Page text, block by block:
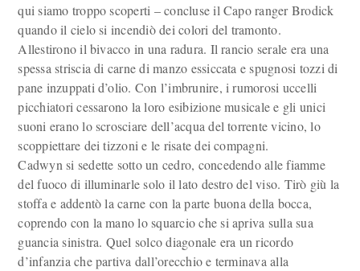
qui siamo troppo scoperti – concluse il Capo ranger Brodick
quando il cielo si incendiò dei colori del tramonto.
Allestirono il bivacco in una radura. Il rancio serale era una
spessa striscia di carne di manzo essiccata e spugnosi tozzi di
pane inzuppati d’olio. Con l’imbrunire, i rumorosi uccelli
picchiatori cessarono la loro esibizione musicale e gli unici
suoni erano lo scrosciare dell’acqua del torrente vicino, lo
scoppiettare dei tizzoni e le risate dei compagni.
Cadwyn si sedette sotto un cedro, concedendo alle fiamme
del fuoco di illuminarle solo il lato destro del viso. Tirò giù la
stoffa e addentò la carne con la parte buona della bocca,
coprendo con la mano lo squarcio che si apriva sulla sua
guancia sinistra. Quel solco diagonale era un ricordo
d’infanzia che partiva dall’orecchio e terminava alla